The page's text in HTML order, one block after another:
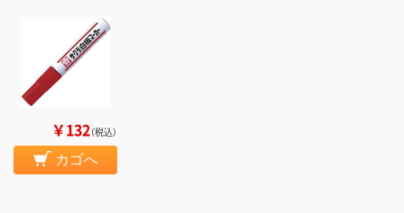
￥132（税込）
カゴへ